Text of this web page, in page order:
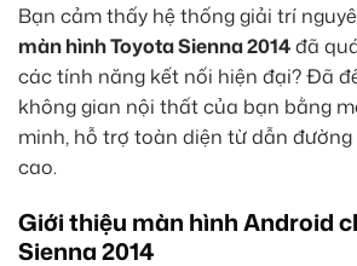
Bạn cảm thấy hệ thống giải trí
màn hình Toyota Sienna 2014đã
các tính năng kết nối hiện đại? Đã
không gian nội thất của bạn bằng
minh, hỗ trợ toàn diện từ dẫn
cao.
Giới thiệu màn hình Android
Sienna 2014